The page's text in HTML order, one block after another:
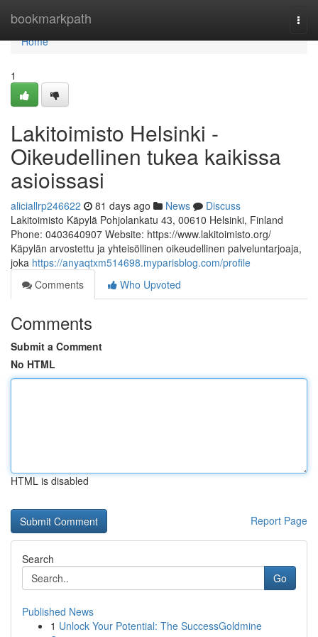
bookmarkpath
Home
Home
1
Lakitoimisto Helsinki -
Oikeudellinen tukea kaikissa
asioissasi
aliciallrp246622 81 days ago News
Discuss
Lakitoimisto Käpylä Pohjolankatu 43, 00610 Helsinki, Finland
Phone: 0403640907 Website: https://www.lakitoimisto.org/
Käpylän arvostettu ja yhteisöllinen oikeudellinen palveluntarjoaja,
joka https://anyaqtxm514698.myparisblog.com/profile
Comments
Who Upvoted
Comments
Submit a Comment
No HTML
HTML is disabled
Report Page
Search
Go
Published News
1 Unlock Your Potential: The SuccessGoldmine